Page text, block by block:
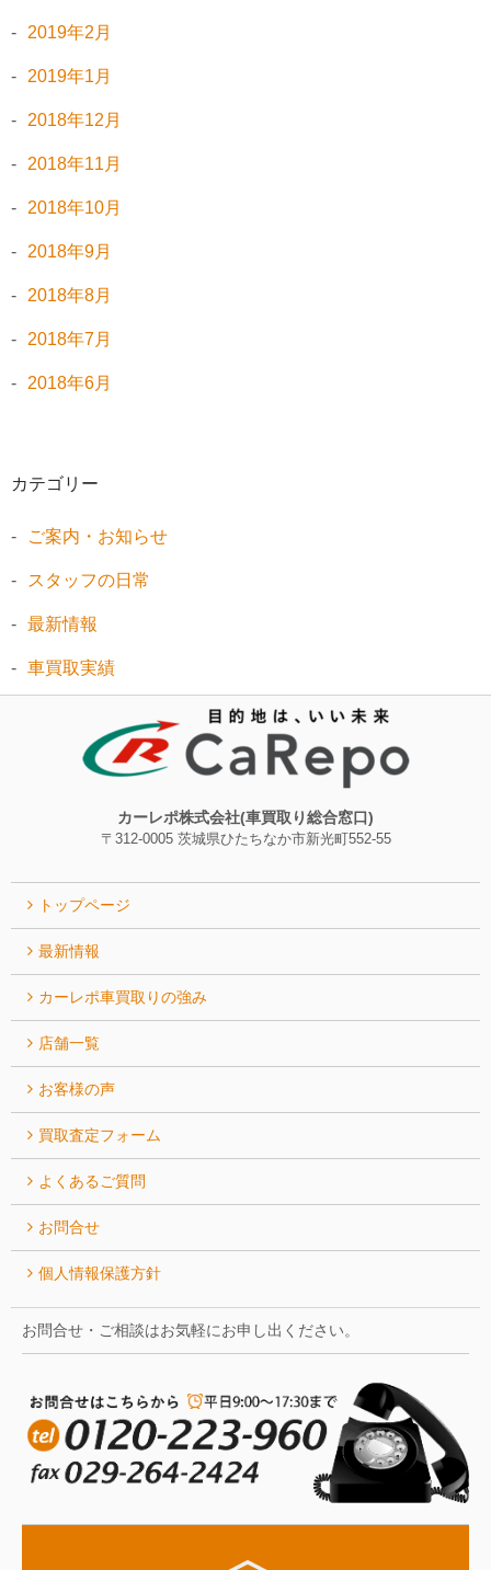
2019年2月
2019年1月
2018年12月
2018年11月
2018年10月
2018年9月
2018年8月
2018年7月
2018年6月
カテゴリー
ご案内・お知らせ
スタッフの日常
最新情報
車買取実績
カーレポ株式会社(車買取り総合窓口)
〒312-0005 茨城県ひたちなか市新光町552-55
トップページ
最新情報
カーレポ⾞買取りの強み
店舗一覧
お客様の声
買取査定フォーム
よくあるご質問
お問合せ
個人情報保護方針
お問合せ・ご相談はお気軽にお申し出ください。